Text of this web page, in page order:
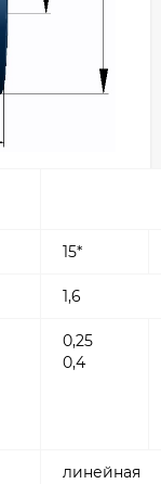
15*
1,6
0,25
0,4
линейная